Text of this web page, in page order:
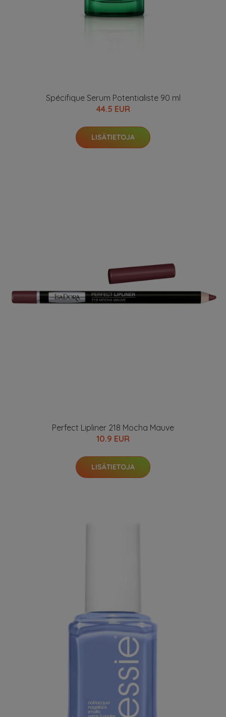
Spécifique Serum Potentialiste 90 ml
44.5 EUR
LISÄTIETOJA
Perfect Lipliner 218 Mocha Mauve
10.9 EUR
LISÄTIETOJA